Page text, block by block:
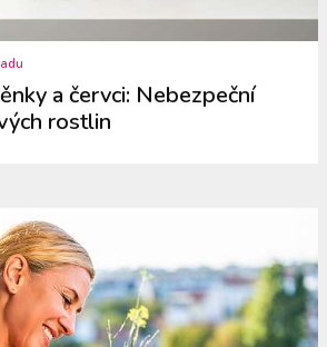
a červci: Nebezpeční
rostlin